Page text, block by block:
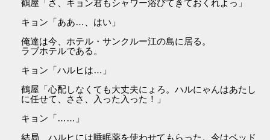
鶴屋「さ、キョン君もシャワー浴びてきておくれよっ」
キョン「ああ…、はい」
俺達は今、ホテル・サンクルー江の島に居る。
ラブホテルである。
キョン「ハルヒは…」
鶴屋「心配しなくても大丈夫にょろ。ハルにゃんはあたし
に任せて、ささ、入った入った！」
キョン「……」
結局、ハルヒには睡眠薬を使わせてもらった。今はベッド